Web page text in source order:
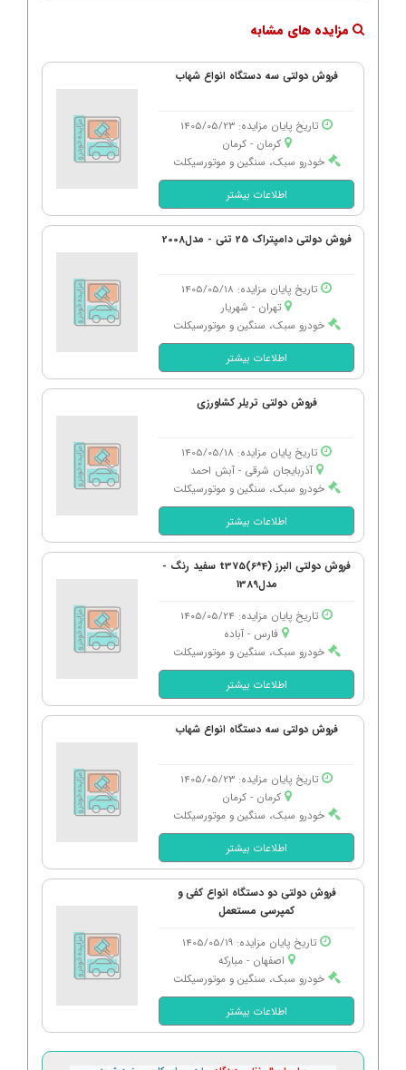
مزایده های مشابه
فروش دولتی سه دستگاه انواع شهاب
تاریخ پایان مزایده: 1405/05/23
کرمان - كرمان
خودرو سبک، سنگین و موتورسیکلت
اطلاعات بیشتر
فروش دولتی دامپتراک 25 تنی - مدل2008
تاریخ پایان مزایده: 1405/05/18
تهران - شهریار
خودرو سبک، سنگین و موتورسیکلت
اطلاعات بیشتر
فروش دولتی تریلر کشاورزی
تاریخ پایان مزایده: 1405/05/18
آذربایجان شرقی - آبش احمد
خودرو سبک، سنگین و موتورسیکلت
اطلاعات بیشتر
فروش دولتی البرز t375(6*4) سفید رنگ -
مدل1389
تاریخ پایان مزایده: 1405/05/24
فارس - آباده
خودرو سبک، سنگین و موتورسیکلت
اطلاعات بیشتر
فروش دولتی سه دستگاه انواع شهاب
تاریخ پایان مزایده: 1405/05/23
کرمان - كرمان
خودرو سبک، سنگین و موتورسیکلت
اطلاعات بیشتر
فروش دولتی دو دستگاه انواع کفی و
کمپرسی مستعمل
تاریخ پایان مزایده: 1405/05/19
اصفهان - مباركه
خودرو سبک، سنگین و موتورسیکلت
اطلاعات بیشتر